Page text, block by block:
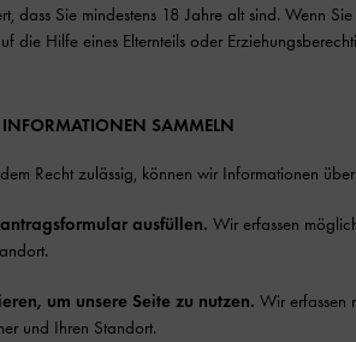
dass Sie mindestens 18 Jahre alt sind. Wenn
die Hilfe eines Elternteils oder
SAMMELN
Recht zulässig, können wir Informationen
ausfüllen. Wir erfassen
um unsere Seite zu nutzen. Wir erfassen
und Ihren Standort.